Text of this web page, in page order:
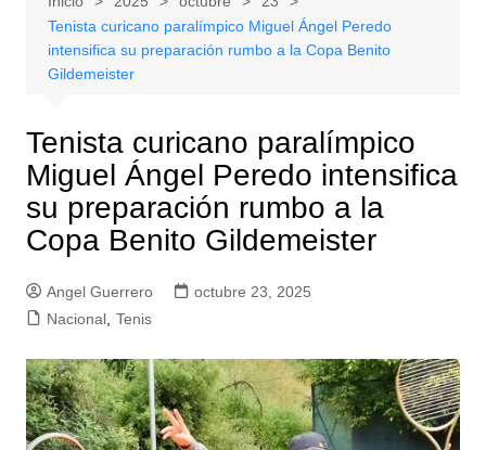
Tenista curicano paralímpico Miguel Ángel Peredo
intensifica su preparación rumbo a la Copa Benito
Gildemeister
Tenista curicano paralímpico
Miguel Ángel Peredo intensifica
su preparación rumbo a la
Copa Benito Gildemeister
Angel Guerrero
octubre 23, 2025
Nacional, Tenis